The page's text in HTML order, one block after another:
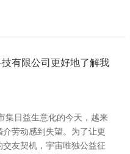
有限公司更好地了解我
集日益生意化的今天，越来
劳动感到失望。为了让更
友契机，宇宙唯独公益征